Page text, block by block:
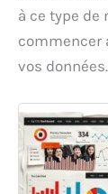
à ce type de
commencer
vos données.